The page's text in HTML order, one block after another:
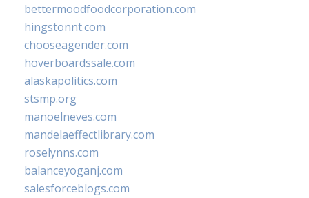
bettermoodfoodcorporation.com
hingstonnt.com
chooseagender.com
hoverboardssale.com
alaskapolitics.com
stsmp.org
manoelneves.com
mandelaeffectlibrary.com
roselynns.com
balanceyoganj.com
salesforceblogs.com